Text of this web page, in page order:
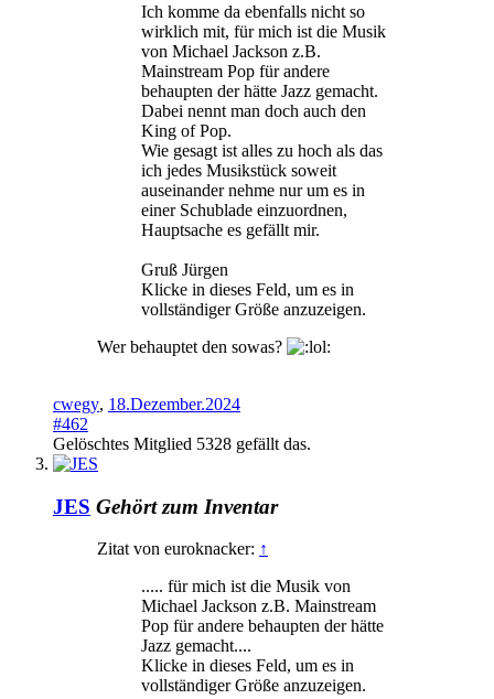
Ich komme da ebenfalls nicht so
wirklich mit, für mich ist die Musik
von Michael Jackson z.B.
Mainstream Pop für andere
behaupten der hätte Jazz gemacht.
Dabei nennt man doch auch den
King of Pop.
Wie gesagt ist alles zu hoch als das
ich jedes Musikstück soweit
auseinander nehme nur um es in
einer Schublade einzuordnen,
Hauptsache es gefällt mir.
Gruß Jürgen
Klicke in dieses Feld, um es in
vollständiger Größe anzuzeigen.
Wer behauptet den sowas?
cwegy, 18.Dezember.2024
#462
Gelöschtes Mitglied 5328 gefällt das.
JES Gehört zum Inventar
Zitat von euroknacker: ↑
..... für mich ist die Musik von
Michael Jackson z.B. Mainstream
Pop für andere behaupten der hätte
Jazz gemacht....
Klicke in dieses Feld, um es in
vollständiger Größe anzuzeigen.